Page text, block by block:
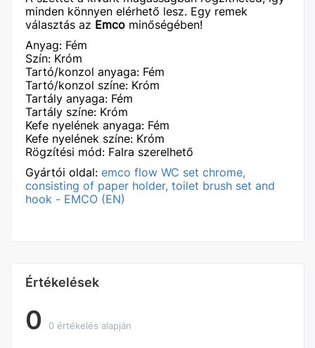
minden könnyen elérhető lesz. Egy remek
választás az Emco minőségében!
Anyag: Fém
Szín: Króm
Tartó/konzol anyaga: Fém
Tartó/konzol színe: Króm
Tartály anyaga: Fém
Tartály színe: Króm
Kefe nyelének anyaga: Fém
Kefe nyelének színe: Króm
Rögzítési mód: Falra szerelhető
Gyártói oldal: emco flow WC set chrome,
consisting of paper holder, toilet brush set and
hook - EMCO (EN)
Értékelések
0 0 értékelés alapján